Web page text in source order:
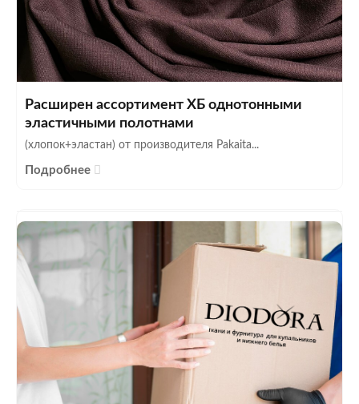
Расширен ассортимент ХБ однотонными
эластичными полотнами
(хлопок+эластан) от производителя Pakaita...
Подробнее